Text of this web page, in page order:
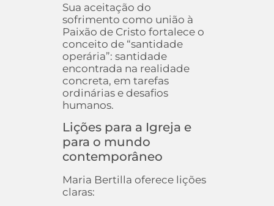
Sua aceitação do
sofrimento como união à
Paixão de Cristo fortalece o
conceito de “santidade
operária”: santidade
encontrada na realidade
concreta, em tarefas
ordinárias e desafios
humanos.
Lições para a Igreja e
para o mundo
contemporâneo
Maria Bertilla oferece lições
claras: